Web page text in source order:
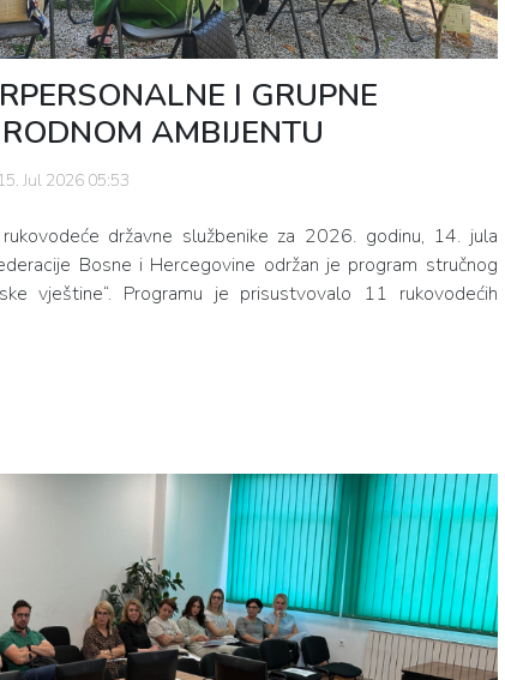
I GRUPNE
AMBIJENTU
15. Jul 2026 05:53
državne službenike za 2026. godinu, 14. jula
Bosne i Hercegovine održan je program stručnog
vještine“. Programu je prisustvovalo 11 rukovodećih